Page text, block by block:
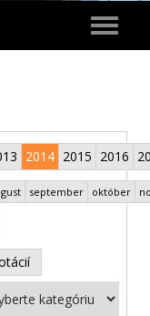
Toggle
2014 2015 2016
september október